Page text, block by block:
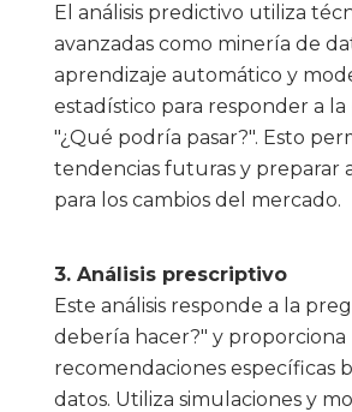
El análisis predictivo utiliza
avanzadas como minería de
aprendizaje automático y
estadístico para responder a
"¿Qué podría pasar?". Esto
tendencias futuras y preparar
para los cambios del mercado.
3. Análisis prescriptivo
Este análisis responde a la
debería hacer?" y proporciona
recomendaciones específicas
datos. Utiliza simulaciones y